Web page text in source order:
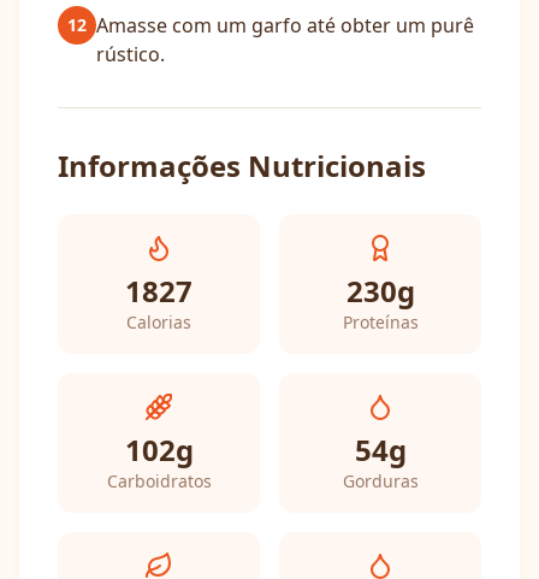
12 Amasse com um garfo até obter um purê
rústico.
Informações Nutricionais
1827
Calorias
230g
Proteínas
102g
Carboidratos
54g
Gorduras